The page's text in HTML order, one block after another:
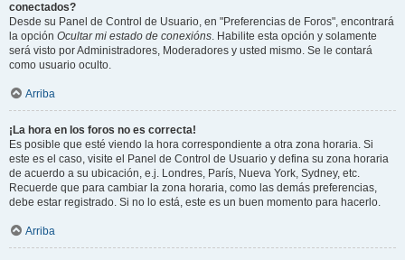
conectados?
Desde su Panel de Control de Usuario, en "Preferencias de Foros", encontrará
la opción Ocultar mi estado de conexións. Habilite esta opción y solamente
será visto por Administradores, Moderadores y usted mismo. Se le contará
como usuario oculto.
Arriba
¡La hora en los foros no es correcta!
Es posible que esté viendo la hora correspondiente a otra zona horaria. Si
este es el caso, visite el Panel de Control de Usuario y defina su zona horaria
de acuerdo a su ubicación, e.j. Londres, París, Nueva York, Sydney, etc.
Recuerde que para cambiar la zona horaria, como las demás preferencias,
debe estar registrado. Si no lo está, este es un buen momento para hacerlo.
Arriba